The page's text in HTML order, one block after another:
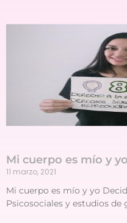
Mi cuerpo es mío y
11 marzo, 2021
Mi cuerpo es mío y yo
Psicosociales y estudios de